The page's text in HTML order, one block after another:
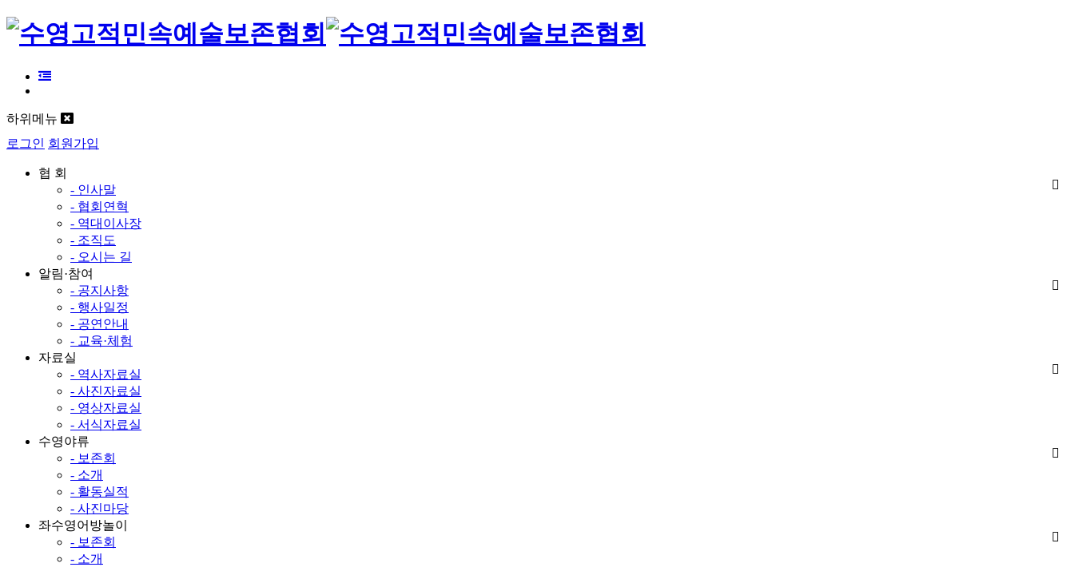
하위메뉴
로그인 회원가입
협 회
- 인사말
- 협회연혁
- 역대이사장
- 조직도
- 오시는 길
알림·참여
- 공지사항
- 행사일정
- 공연안내
- 교육·체험
자료실
- 역사자료실
- 사진자료실
- 영상자료실
- 서식자료실
수영야류
- 보존회
- 소개
- 활동실적
- 사진마당
좌수영어방놀이
- 보존회
- 소개